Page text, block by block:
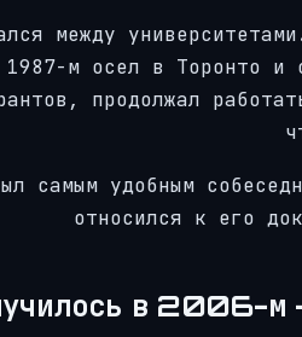
между
м осел в Торонто и
продолжал
самым удобным
относился к его
в 2006-м